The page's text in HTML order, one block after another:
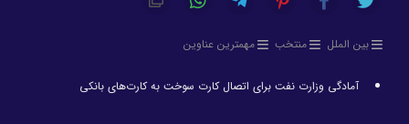
بین الملل منتخب مهمترین عناوین
آمادگی وزارت نفت برای اتصال کارت سوخت به کارت‌های بانکی